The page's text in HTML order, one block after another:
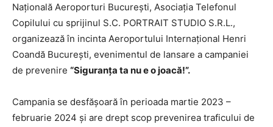
Națională Aeroporturi București, Asociația Telefonul
Copilului cu sprijinul S.C. PORTRAIT STUDIO S.R.L.,
organizează în incinta Aeroportului Internațional Henri
Coandă București, evenimentul de lansare a campaniei
de prevenire “Siguranța ta nu e o joacă!”.
Campania se desfășoară în perioada martie 2023 –
februarie 2024 și are drept scop prevenirea traficului de